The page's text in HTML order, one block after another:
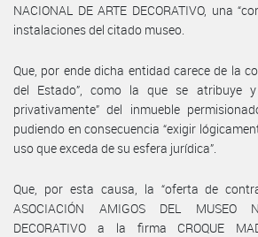
NACIONAL DE ARTE DECORATIVO, una
instalaciones del citado museo.
Que, por ende dicha entidad carece de la
del Estado”, como la que se atribuye
privativamente” del inmueble
pudiendo en consecuencia “exigir
uso que exceda de su esfera jurídica”.
Que, por esta causa, la “oferta de
ASOCIACIÓN AMIGOS DEL MUSEO
DECORATIVO a la firma CROQUE